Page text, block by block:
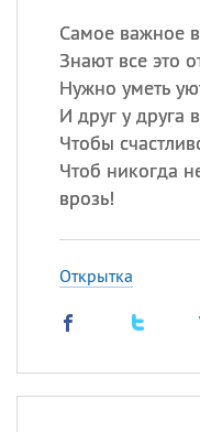
Самое важное
Знают все это
Нужно уметь
И друг у друга
Чтобы
Чтоб никогда
врозь!
Открытка